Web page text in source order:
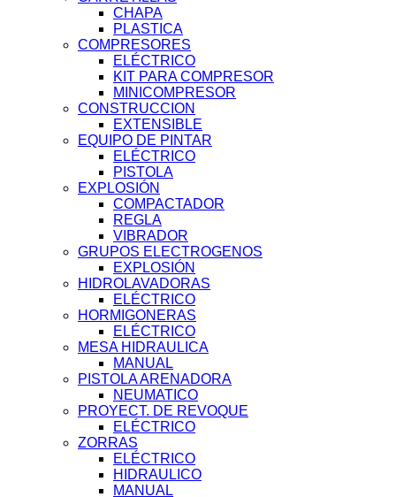
CHAPA
PLASTICA
COMPRESORES
ELÉCTRICO
KIT PARA COMPRESOR
MINICOMPRESOR
CONSTRUCCION
EXTENSIBLE
EQUIPO DE PINTAR
ELÉCTRICO
PISTOLA
EXPLOSIÓN
COMPACTADOR
REGLA
VIBRADOR
GRUPOS ELECTROGENOS
EXPLOSIÓN
HIDROLAVADORAS
ELÉCTRICO
HORMIGONERAS
ELÉCTRICO
MESA HIDRAULICA
MANUAL
PISTOLA ARENADORA
NEUMATICO
PROYECT. DE REVOQUE
ELÉCTRICO
ZORRAS
ELÉCTRICO
HIDRAULICO
MANUAL